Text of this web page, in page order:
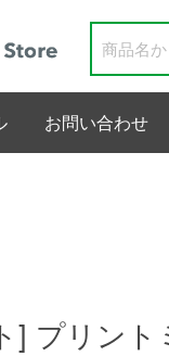
お問い合わせ
] プリント